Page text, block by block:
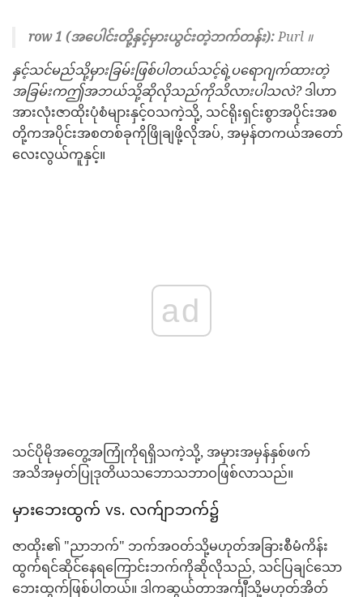
row 1 (အပေါင်းတို့နှင့်မှားယွင်းတဲ့ဘက်တန်း):Purl ။
နှင့်သင်မည်သို့မှားခြမ်းဖြစ်ပါတယ်သင့်ရဲ့ပရောဂျက်ထားတဲ့
အခြမ်းကဤအဘယ်သို့ဆိုလိုသည်ကိုသိလားပါသလဲ?ဒါဟာ
အားလုံးဇာထိုးပုံစံများနှင့်ဝသကဲ့သို့, သင်ရိုးရှင်းစွာအပိုင်းအစ
တို့ကအပိုင်းအစတစ်ခုကိုဖြိုချဖို့လိုအပ်, အမှန်တကယ်အတော်
လေးလွယ်ကူနှင့်။
ad
သင်ပိုမိုအတွေ့အကြုံကိုရရှိသကဲ့သို့, အမှားအမှန်နှစ်ဖက်
အသိအမှတ်ပြုဒုတိယသဘောသဘာဝဖြစ်လာသည်။
မှားဘေးထွက် vs. လက်ျာဘက်၌
ဇာထိုး၏ "ညာဘက်" ဘက်အဝတ်သို့မဟုတ်အခြားစီမံကိန်း
ထွက်ရင်ဆိုင်နေရကြောင်းဘက်ကိုဆိုလိုသည်, သင်ပြချင်သော
ဘေးထွက်ဖြစ်ပါတယ်။ ဒါကဆွယ်တာအင်္ကျီသို့မဟုတ်အိတ်